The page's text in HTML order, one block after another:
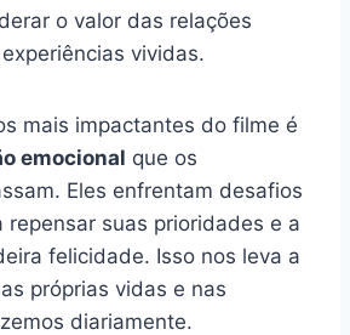
o valor das relações
vividas.
mais impactantes do filme é
emocional que os
Eles enfrentam desafios
repensar suas prioridades e a
felicidade. Isso nos leva a
próprias vidas e nas
diariamente.